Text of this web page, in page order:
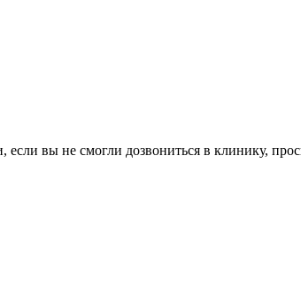
вы не смогли дозвониться в клинику,